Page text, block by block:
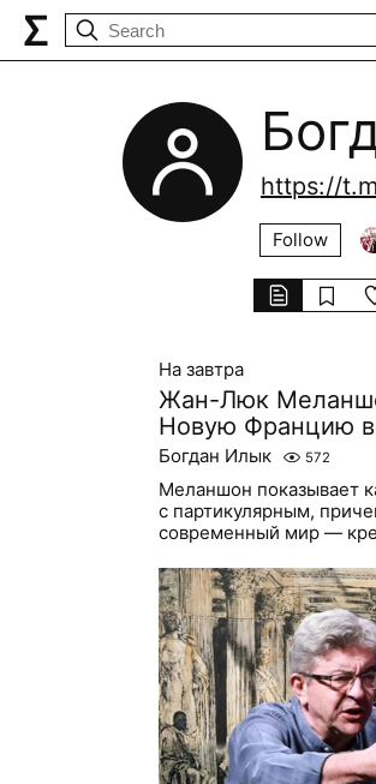
https://
Follow
На завтра
Жан-Люк
Новую Францию
Богдан Илык 572
Меланшон показывает
с партикулярным,
современный мир —